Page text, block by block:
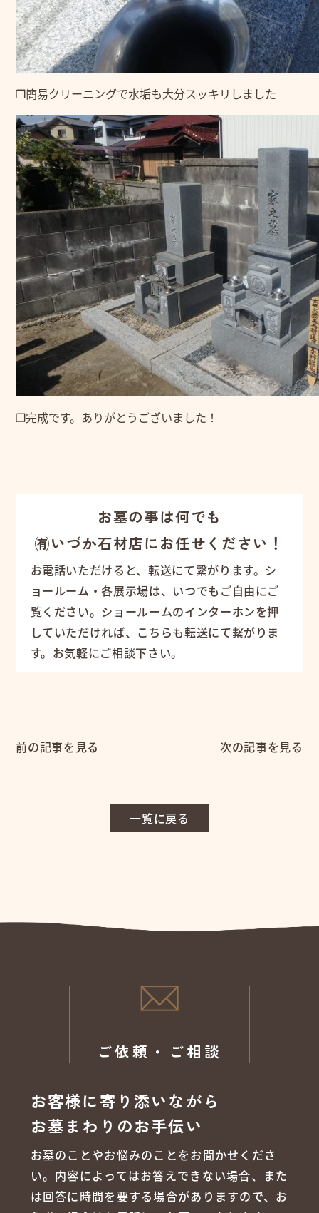
❒簡易クリーニングで水垢も大分スッキリしました
❒完成です。ありがとうございました！
お墓の事は何でも
㈲いづか石材店にお任せください！
お電話いただけると、転送にて繋がります。シ
ョールーム・各展示場は、いつでもご自由にご
覧ください。ショールームのインターホンを押
していただければ、こちらも転送にて繋がりま
す。お気軽にご相談下さい。
前の記事を見る
一覧に戻る
次の記事を見る
ご依頼・ご相談
お客様に寄り添いながら
お墓まわりのお手伝い
お墓のことやお悩みのことをお聞かせくださ
い。内容によってはお答えできない場合、また
は回答に時間を要する場合がありますので、お